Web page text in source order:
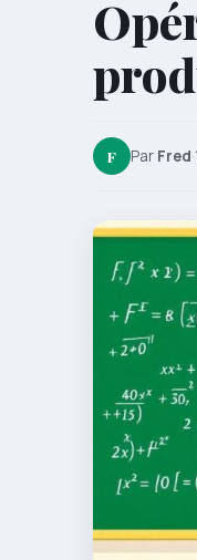
F Par Fred·